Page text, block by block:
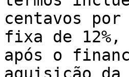
centavos
fixa de 12%,
após o